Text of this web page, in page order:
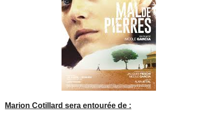
Marion Cotillard sera entourée de :